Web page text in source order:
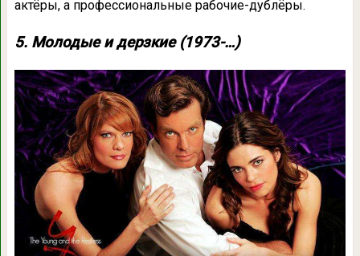
актёры, а профессиональные рабочие-дублёры.
5. Молодые и дерзкие (1973-…)